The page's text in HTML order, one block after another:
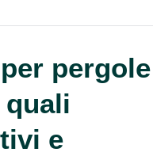
pergole
e